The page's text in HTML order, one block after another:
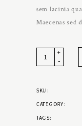
sem lacinia
Maecenas sed
-
Quantity
+
SKU:
CATEGORY:
TAGS: